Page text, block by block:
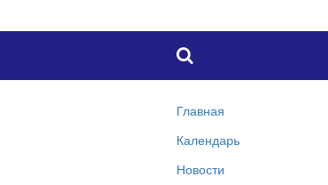

Главная
Календарь
Новости